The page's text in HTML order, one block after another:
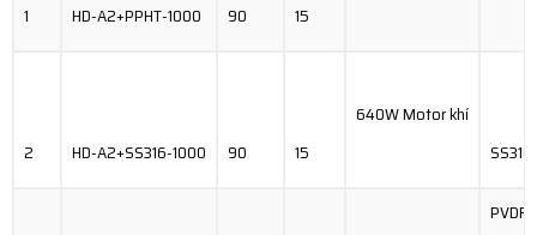
1 HD-A2+PPHT-1000 90 15
2 HD-A2+SS316-1000 90 15
640W Motor khí
SS316
PVDF/